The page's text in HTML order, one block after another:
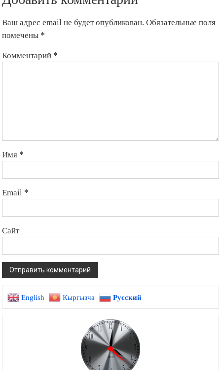
Ваш адрес email не будет опубликован. Обязательные поля
помечены *
Комментарий *
Имя *
Email *
Сайт
English Кыргызча Русский